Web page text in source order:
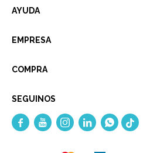
AYUDA
EMPRESA
COMPRA
SEGUINOS
    